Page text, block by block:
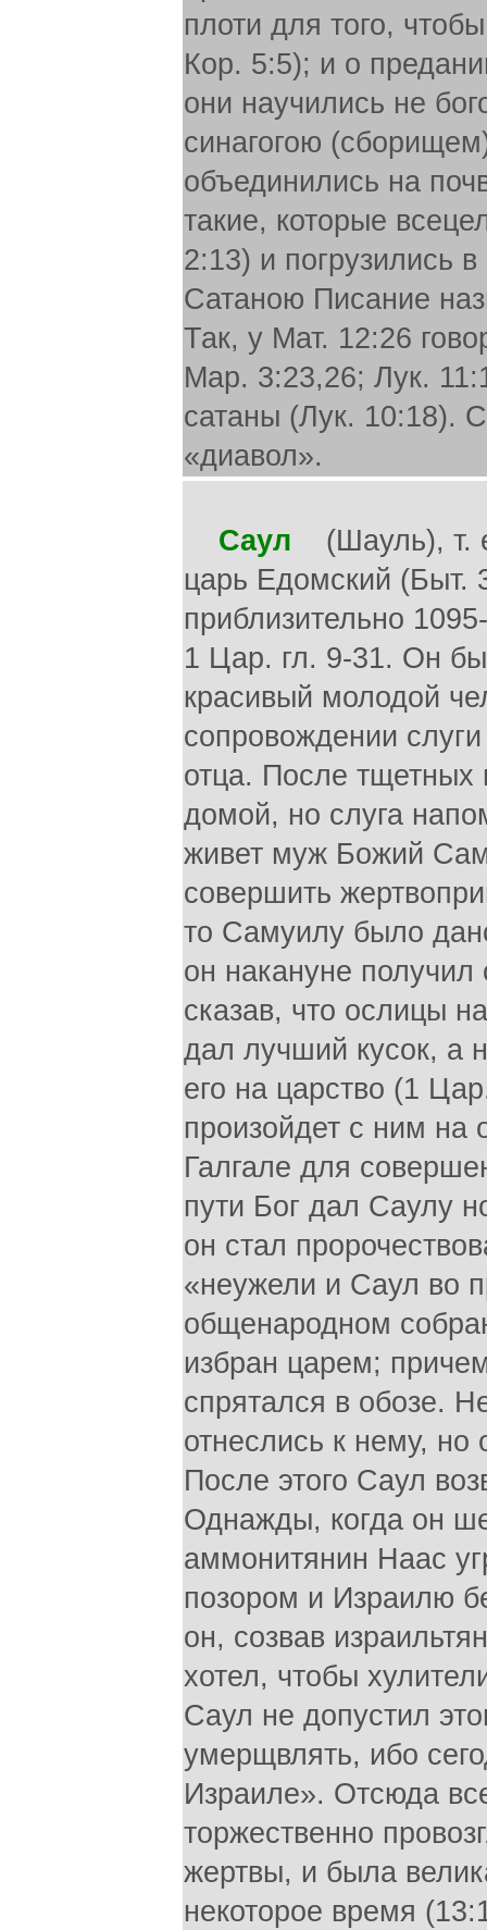
плоти для того,
Кор. 5:5); и о
они научились не
синагогою
объединились на
такие, которые
2:13) и погрузились
Сатаною Писание
Так, у Мат. 12:26
Map. 3:23,26; Лук.
сатаны (Лук. 10:18).
«диавол».
Саул (Шауль), т.
царь Едомский (Быт.
приблизительно
1 Цар. гл. 9-31. Он
красивый молодой
сопровождении
отца. После тщетных
домой, но слуга
живет муж Божий
совершить
то Самуилу было
он накануне
сказав, что ослицы
дал лучший кусок, а
его на царство (1
произойдет с ним на
Галгале для
пути Бог дал Саулу
он стал
«неужели и Саул во
общенародном
избран царем;
спрятался в обозе.
отнеслись к нему, но
После этого Саул
Однажды, когда он
аммонитянин Наас
позором и Израилю
он, созвав
хотел, чтобы
Саул не допустил
умерщвлять, ибо
Израиле». Отсюда
торжественно
жертвы, и была
некоторое время